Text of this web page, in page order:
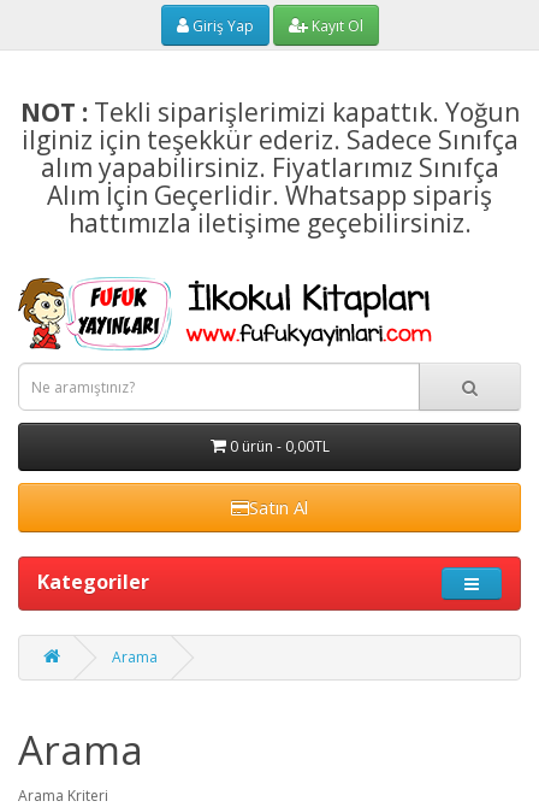
Giriş Yap Kayıt Ol
NOT :Tekli siparişlerimizi kapattık. Yoğun
ilginiz için teşekkür ederiz. Sadece Sınıfça
alım yapabilirsiniz. Fiyatlarımız Sınıfça
Alım İçin Geçerlidir. Whatsapp sipariş
hattımızla iletişime geçebilirsiniz.
0 ürün - 0,00TL
Satın Al
Kategoriler
Arama
Arama
Arama Kriteri